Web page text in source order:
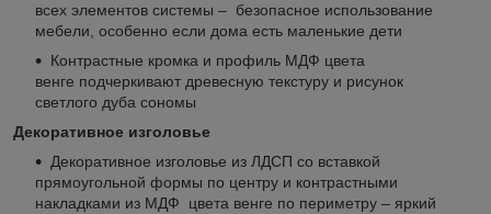
всех элементов системы – безопасное использование
мебели, особенно если дома есть маленькие дети
Контрастные кромка и профиль МДФ цвета
венге подчеркивают древесную текстуру и рисунок
светлого дуба сономы
Декоративное изголовье
Декоративное изголовье из ЛДСП со вставкой
прямоугольной формы по центру и контрастными
накладками из МДФ цвета венге по периметру – яркий